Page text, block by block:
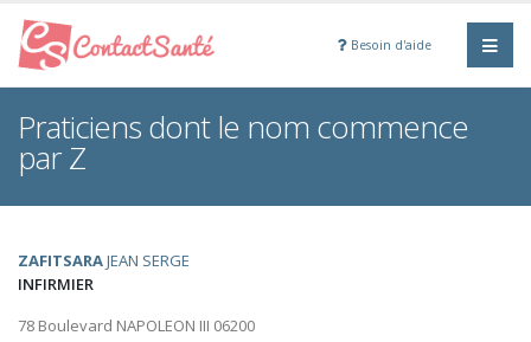
Besoin d'aide
Praticiens dont le nom commence
par Z
ZAFITSARAJEAN SERGE
INFIRMIER
78 Boulevard NAPOLEON III 06200